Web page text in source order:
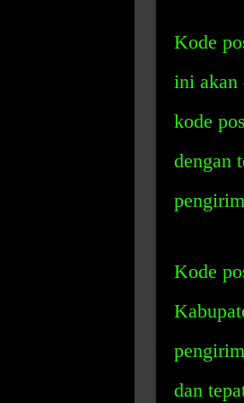
Kode
ini akan
kode
dengan
Kode
dan